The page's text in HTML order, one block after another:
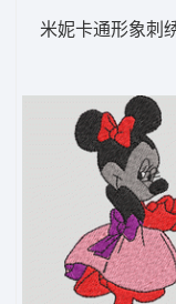
米妮卡通形象刺